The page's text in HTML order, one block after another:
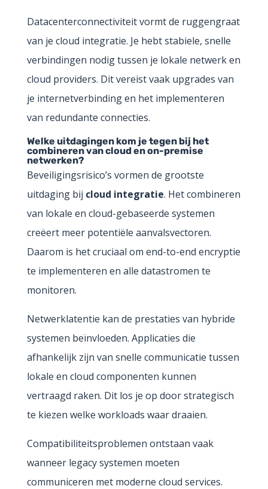
Datacenterconnectiviteit vormt de ruggengraat
van je cloud integratie. Je hebt stabiele, snelle
verbindingen nodig tussen je lokale netwerk en
cloud providers. Dit vereist vaak upgrades van
je internetverbinding en het implementeren
van redundante connecties.
Welke uitdagingen kom je tegen bij het
combineren van cloud en on-premise
netwerken?
Beveiligingsrisico’s vormen de grootste
uitdaging bij cloud integratie. Het combineren
van lokale en cloud-gebaseerde systemen
creëert meer potentiële aanvalsvectoren.
Daarom is het cruciaal om end-to-end encryptie
te implementeren en alle datastromen te
monitoren.
Netwerklatentie kan de prestaties van hybride
systemen beïnvloeden. Applicaties die
afhankelijk zijn van snelle communicatie tussen
lokale en cloud componenten kunnen
vertraagd raken. Dit los je op door strategisch
te kiezen welke workloads waar draaien.
Compatibiliteitsproblemen ontstaan vaak
wanneer legacy systemen moeten
communiceren met moderne cloud services.